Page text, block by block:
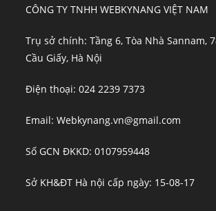
CÔNG TY TNHH WEBKYNANG VIỆT NAM
Trụ sở chính: Tầng 6, Tòa Nhà Sannam,
Cầu Giấy, Hà Nội
Điện thoại: 024 2239 7373
Email: Webkynang.vn@gmail.com
Số GCN ĐKKD: 0107959448
Sở KH&ĐT Hà nội cấp ngày: 15-08-17